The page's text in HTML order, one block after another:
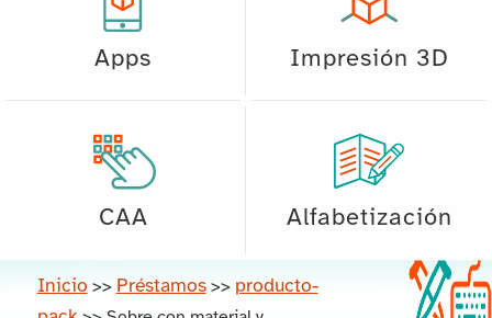
Apps Impresión 3D
CAA Alfabetización
Inicio >> Préstamos >> producto-